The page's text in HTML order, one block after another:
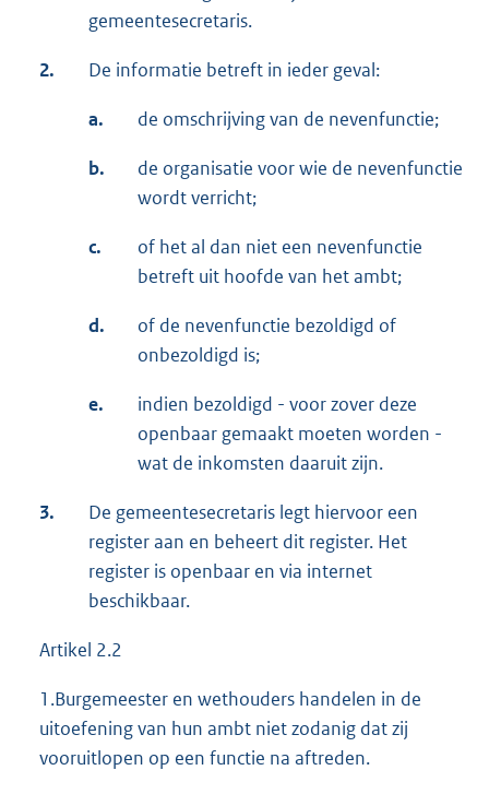
gemeentesecretaris.
2. De informatie betreft in ieder geval:
a. de omschrijving van de nevenfunctie;
b.
de organisatie voor wie de nevenfunctie
wordt verricht;
c.
of het al dan niet een nevenfunctie
betreft uit hoofde van het ambt;
d.
of de nevenfunctie bezoldigd of
onbezoldigd is;
e.
indien bezoldigd - voor zover deze
openbaar gemaakt moeten worden -
wat de inkomsten daaruit zijn.
3.
De gemeentesecretaris legt hiervoor een
register aan en beheert dit register. Het
register is openbaar en via internet
beschikbaar.
Artikel 2.2
1.Burgemeester en wethouders handelen in de
uitoefening van hun ambt niet zodanig dat zij
vooruitlopen op een functie na aftreden.